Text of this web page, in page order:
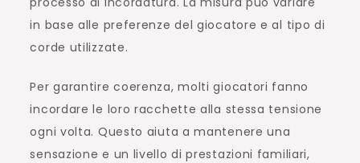
in base alle preferenze del giocatore e al tipo di
corde utilizzate.
Per garantire coerenza, molti giocatori fanno
incordare le loro racchette alla stessa tensione
ogni volta. Questo aiuta a mantenere una
sensazione e un livello di prestazioni familiari,